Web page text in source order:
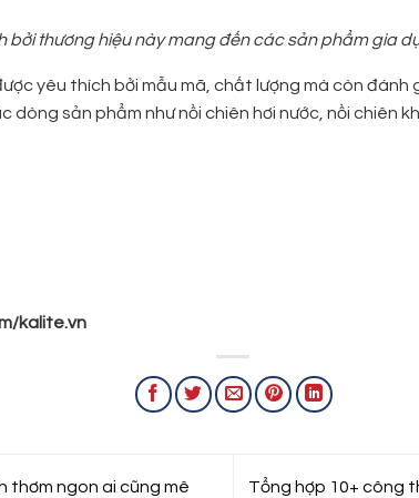
bởi thương hiệu này mang đến các sản phẩm gia
yêu thích bởi mẫu mã, chất lượng mà còn
dòng sản phẩm như nồi chiên hơi nước, nồi chiên
kalite.vn
thơm ngon ai cũng mê Tổng hợp 10+ công